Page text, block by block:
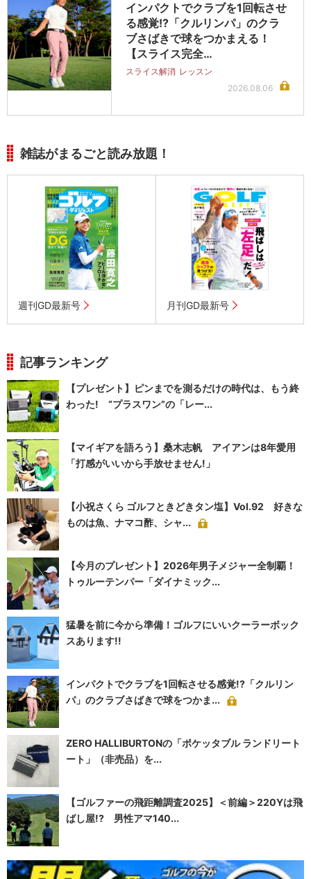
インパクトでクラブを1回転させ
る感覚!?「クルリンパ」のクラ
ブさばきで球をつかまえる！
【スライス完全…
スライス解消 レッスン
2026.08.06
雑誌がまるごと読み放題！
週刊GD最新号 月刊GD最新号
記事ランキング
【プレゼント】ピンまでを測るだけの時代は、もう終
わった! “プラスワン”の「レー...
【マイギアを語ろう】桑木志帆 アイアンは8年愛用
「打感がいいから手放せません!」
【小祝さくら ゴルフときどきタン塩】Vol.92 好きな
ものは魚、ナマコ酢、シャ...
【今月のプレゼント】2026年男子メジャー全制覇！
トゥルーテンパー「ダイナミック...
猛暑を前に今から準備！ゴルフにいいクーラーボック
スあります!!
インパクトでクラブを1回転させる感覚!?「クルリン
パ」のクラブさばきで球をつかま...
ZERO HALLIBURTONの「ポケッタブル ランドリート
ート」（非売品）を...
【ゴルファーの飛距離調査2025】＜前編＞220Yは飛
ばし屋!? 男性アマ140...